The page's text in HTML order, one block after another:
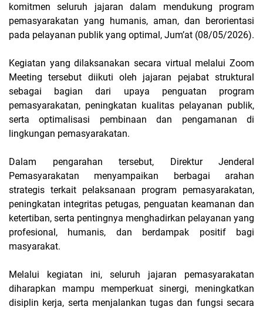
komitmen seluruh jajaran dalam mendukung program
pemasyarakatan yang humanis, aman, dan berorientasi
pada pelayanan publik yang optimal, Jum’at (08/05/2026).
Kegiatan yang dilaksanakan secara virtual melalui Zoom
Meeting tersebut diikuti oleh jajaran pejabat struktural
sebagai bagian dari upaya penguatan program
pemasyarakatan, peningkatan kualitas pelayanan publik,
serta optimalisasi pembinaan dan pengamanan di
lingkungan pemasyarakatan.
Dalam pengarahan tersebut, Direktur Jenderal
Pemasyarakatan menyampaikan berbagai arahan
strategis terkait pelaksanaan program pemasyarakatan,
peningkatan integritas petugas, penguatan keamanan dan
ketertiban, serta pentingnya menghadirkan pelayanan yang
profesional, humanis, dan berdampak positif bagi
masyarakat.
Melalui kegiatan ini, seluruh jajaran pemasyarakatan
diharapkan mampu memperkuat sinergi, meningkatkan
disiplin kerja, serta menjalankan tugas dan fungsi secara